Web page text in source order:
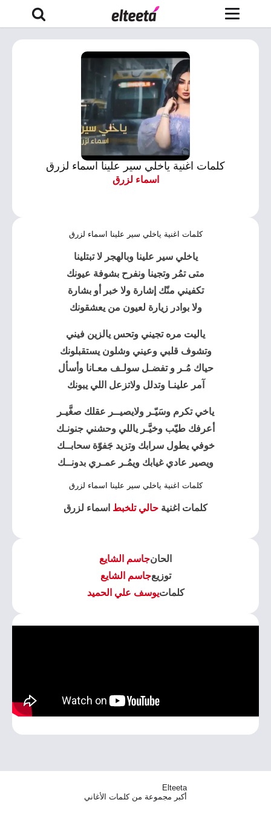
كلمات اغنية ياخلي سير علينا اسماء لزرق
اسماء لزرق
كلمات اغنية ياخلي سير علينا اسماء لزرق
ياخلي سير علينا وبالهجر لا تبتلينا
متى تمُر وتجينا ونفرح بشوفة عيونك
تكفيني منّك إشارة ولا خبر أو بشارة
ولا بوادر زيارة لعيون من يعشقونك
ياليت مره تجيني وتحس يالزين فيني
وتشوف قلبي وعيني وشلون يستقبلونك
حياك مُـر و تفضـل سولـف معـانا وأسأل
آمر علينـا وتدلل ولاتزعل اللي يبونك
ياخي تكرم وسَيّـر ولايصيــر عقلك صغَّيـر
أعرفك طيّب وخيَّـر ياللي وحشني جنونـك
خوفي يطول سرابك وتزيد جَفوّة سحابــك
ويصير عادي غيابك ويمُـر عمـري بدونــك
كلمات اغنية ياخلي سير علينا اسماء لزرق
كلمات اغنية حالي تلخبط اسماء لزرق
الحانجاسم الشايع
توزيعجاسم الشايع
كلماتيوسف علي الحميد
Elteeta
أكبر مجموعة من كلمات الأغاني